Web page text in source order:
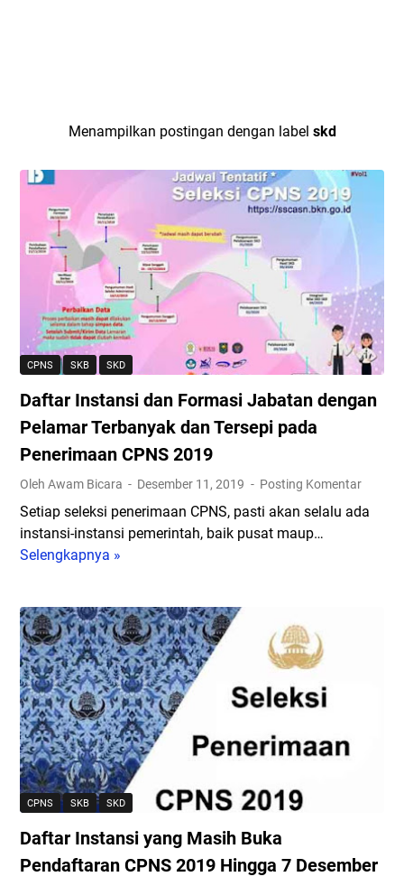
Menampilkan postingan dengan label skd
CPNS SKB SKD
Daftar Instansi dan Formasi Jabatan dengan
Pelamar Terbanyak dan Tersepi pada
Penerimaan CPNS 2019
Oleh Awam Bicara Desember 11, 2019 Posting Komentar
Setiap seleksi penerimaan CPNS, pasti akan selalu ada
instansi-instansi pemerintah, baik pusat maup…
Selengkapnya »
t
a
r
I
n
s
t
a
n
s
i
d
CPNS SKB SKD
Daftar Instansi yang Masih Buka
Pendaftaran CPNS 2019 Hingga 7 Desember